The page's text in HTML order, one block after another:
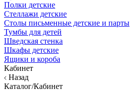
Полки детские
Стеллажи детские
Столы письменные детские и парты
Тумбы для детей
Шведская стенка
Шкафы детские
Ящики и короба
Кабинет
Назад
Каталог/Кабинет